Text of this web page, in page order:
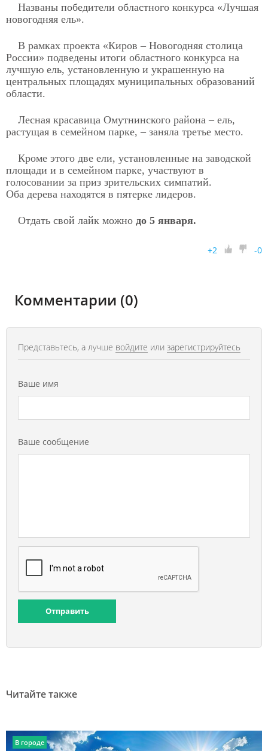
Названы победители областного конкурса «Лучшая
новогодняя ель».
В рамках проекта «Киров – Новогодняя столица
России» подведены итоги областного конкурса на
лучшую ель, установленную и украшенную на
центральных площадях муниципальных образований
области.
Лесная красавица Омутнинского района – ель,
растущая в семейном парке, – заняла третье место.
Кроме этого две ели, установленные на заводской
площади и в семейном парке, участвуют в
голосовании за приз зрительских симпатий.
Оба дерева находятся в пятерке лидеров.
Отдать свой лайк можно до 5 января.
+2 -0
Комментарии (0)
Представьтесь, а лучше войдите или зарегистрируйтесь
Ваше имя
Ваше сообщение
Отправить
Читайте также
В городе